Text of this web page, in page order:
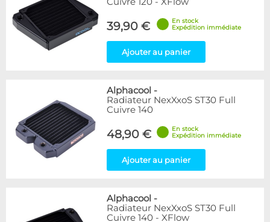
39,90 €
En stock
Expédition immédiate
Ajouter au panier
Alphacool -
Radiateur NexXxoS ST30 Full
Cuivre 140
48,90 €
En stock
Expédition immédiate
Ajouter au panier
Alphacool -
Radiateur NexXxoS ST30 Full
Cuivre 140 - XFlow